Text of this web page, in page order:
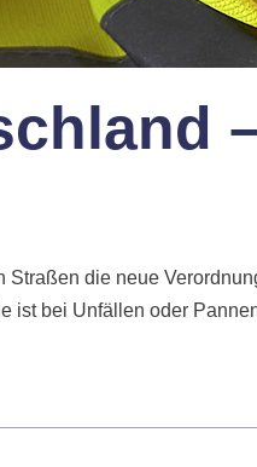
die neue
ist bei Unfällen oder